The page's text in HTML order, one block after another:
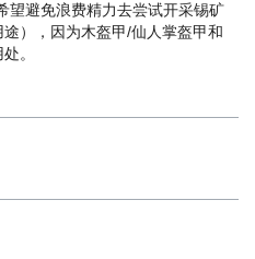
望避免浪费精力去尝试开采锡矿
途），因为木盔甲/仙人掌盔甲和
。